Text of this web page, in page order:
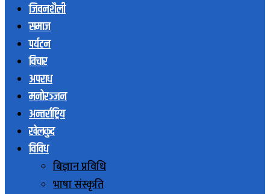
जिवनशैली
समाज
पर्यटन
विचार
अपराध
मनोरञ्जन
अन्तर्राष्ट्रिय
खेलकुद
विविध
बिज्ञान प्रविधि
भाषा संस्कृति